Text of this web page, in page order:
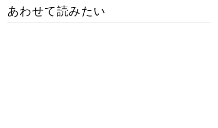
あわせて読みたい